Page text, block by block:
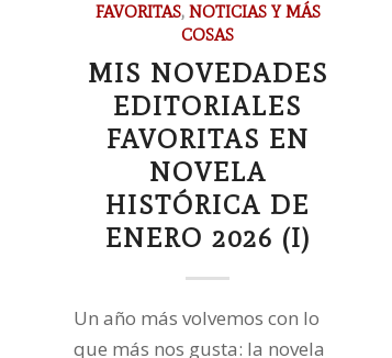
FAVORITAS, NOTICIAS Y MÁS
COSAS
MIS NOVEDADES
EDITORIALES
FAVORITAS EN
NOVELA
HISTÓRICA DE
ENERO 2026 (I)
Un año más volvemos con lo
que más nos gusta: la novela